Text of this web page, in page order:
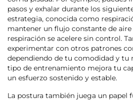
pasos y exhalar durante los
estrategia, conocida como
mantener un flujo constante de aire
respiración se acelere sin control.
experimentar con otros patrones
dependiendo de tu comodidad y tu
tipo de entrenamiento mejora tu
un esfuerzo sostenido y estable.
La postura también juega un papel